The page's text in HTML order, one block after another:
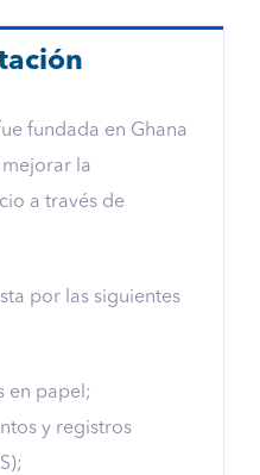
fundada en Ghana
la
a través de
por las siguientes
en papel;
y registros